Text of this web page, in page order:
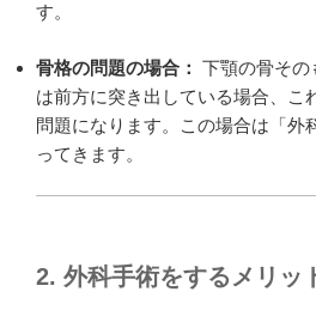
す。
骨格の問題の場合： 下顎の骨その
は前方に突き出している場合、こ
問題になります。この場合は「外
ってきます。
2. 外科手術をするメリッ